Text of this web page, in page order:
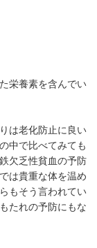
栄養素を含んでい
は老化防止に良い
中で比べてみても
欠乏性貧血の予防
は貴重な体を温め
もそう言われてい
たれの予防にもな